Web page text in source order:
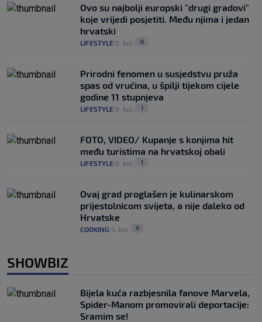
Ovo su najbolji europski "drugi gradovi"
koje vrijedi posjetiti. Među njima i jedan
hrvatski
LIFESTYLE 6. kol. 0
Prirodni fenomen u susjedstvu pruža
spas od vrućina, u špilji tijekom cijele
godine 11 stupnjeva
LIFESTYLE 6. kol. 1
FOTO, VIDEO/ Kupanje s konjima hit
među turistima na hrvatskoj obali
LIFESTYLE 6. kol. 1
Ovaj grad proglašen je kulinarskom
prijestolnicom svijeta, a nije daleko od
Hrvatske
COOKING 5. kol. 0
SHOWBIZ
Bijela kuća razbjesnila fanove Marvela,
Spider-Manom promovirali deportacije:
Sramim se!